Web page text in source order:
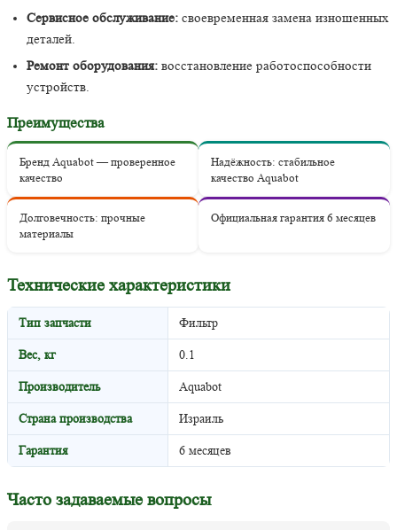
Сервисное обслуживание: своевременная замена изношенных
деталей.
Ремонт оборудования: восстановление работоспособности
устройств.
Преимущества
Бренд Aquabot — проверенное
качество
Надёжность: стабильное
качество Aquabot
Долговечность: прочные
материалы
Официальная гарантия 6 месяцев
Технические характеристики
Тип запчасти Фильтр
Вес, кг 0.1
Производитель Aquabot
Страна производства Израиль
Гарантия 6 месяцев
Часто задаваемые вопросы